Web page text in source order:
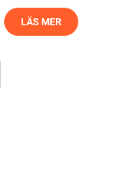
LÄS MER